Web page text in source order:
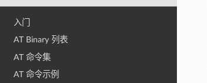
入门
AT Binary 列表
AT 命令集
AT 命令示例